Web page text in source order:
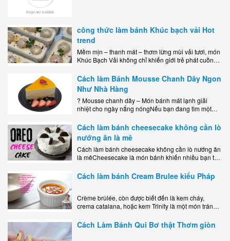
công thức làm bánh Khúc bạch vải Hot
trend
Mềm mịn – thanh mát – thơm lừng mùi vải tươi, món
Khúc Bạch Vải không chỉ khiến giới trẻ phát cuồng
Cách làm Bánh Mousse Chanh Dây Ngon
Như Nhà Hàng
? Mousse chanh dây – Món bánh mát lạnh giải
nhiệt cho ngày nắng nóngNếu bạn đang tìm một
dễ..
Cách làm bánh cheesecake không cần lò
nướng ăn là mê
Cách làm bánh cheesecake không cần lò nướng ăn
là mêCheesecake là món bánh khiến nhiều bạn trẻ
kem..
Cách làm bánh Cream Brulee kiểu Pháp
Crème brûlée, còn được biết đến là kem cháy,
crema catalana, hoặc kem Trinity là một món tráng
lớp..
Cách Làm Bánh Qui Bơ thật Thơm giòn